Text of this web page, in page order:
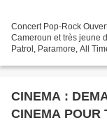
Concert Pop-Rock
Cameroun et très jeune
Patrol, Paramore, All
CINEMA :
CINEMA POUR